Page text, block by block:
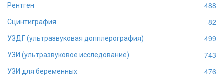
Рентген 488
Сцинтиграфия 82
УЗДГ (ультразвуковая допплерография) 499
УЗИ (ультразвуковое исследование) 743
УЗИ для беременных
476